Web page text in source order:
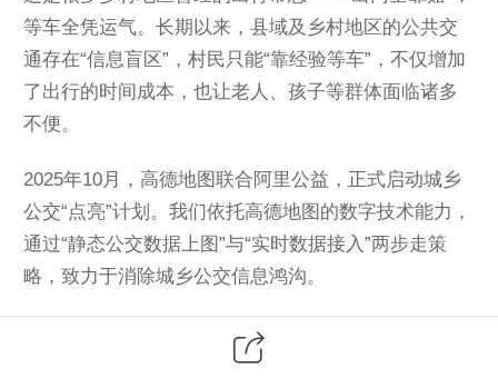
等车全凭运气。长期以来，县域及乡村地区的公共交
通存在“信息盲区”，村民只能“靠经验等车”，不仅增加
了出行的时间成本，也让老人、孩子等群体面临诸多
不便。
2025年10月，高德地图联合阿里公益，正式启动城乡
公交“点亮”计划。我们依托高德地图的数字技术能力，
通过“静态公交数据上图”与“实时数据接入”两步走策
略，致力于消除城乡公交信息鸿沟。
如今，清晨6点的礼县，李强哥吃完早饭，打开手机高
德地图，看到“1路公交车还有15分钟到站”，便不慌不